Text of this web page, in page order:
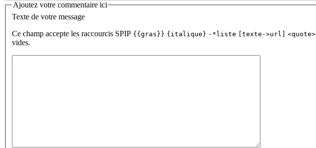
Ajoutez votre commentaire ici
Texte de votre message
Ce champ accepte les raccourcis SPIP {{gras}} {italique} -*liste [texte->url] <quote>
vides.